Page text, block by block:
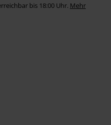
bis 18:00 Uhr. Mehr